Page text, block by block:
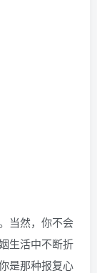
当然，你不会
生活中不断折
是那种报复心